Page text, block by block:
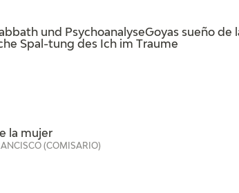
und PsychoanalyseGoyas sueño de
Spal-tung des Ich im Traume
la mujer
(COMISARIO)